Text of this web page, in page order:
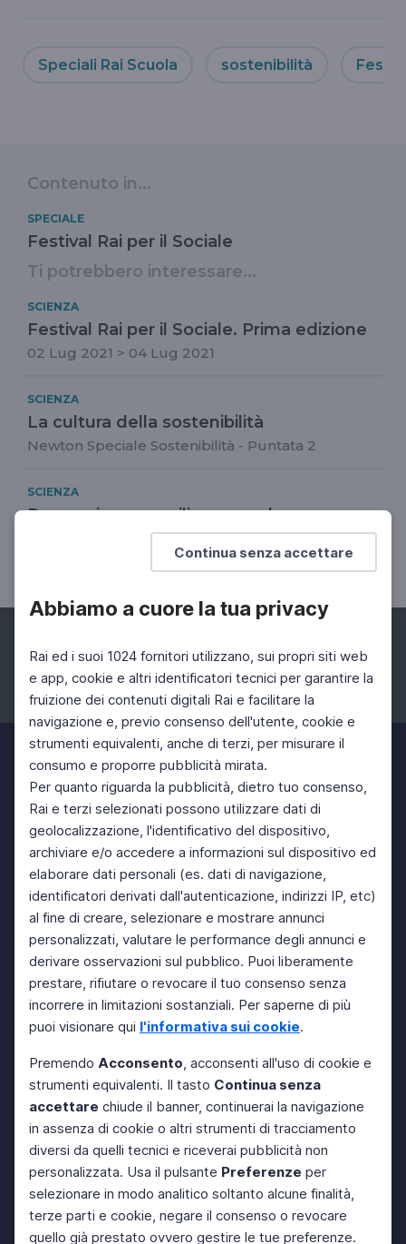
Continua senza accettare
Abbiamo a cuore la tua privacy
Rai ed i suoi 1024 fornitori utilizzano, sui propri siti web
e app, cookie e altri identificatori tecnici per garantire la
fruizione dei contenuti digitali Rai e facilitare la
navigazione e, previo consenso dell'utente, cookie e
strumenti equivalenti, anche di terzi, per misurare il
consumo e proporre pubblicità mirata.
Per quanto riguarda la pubblicità, dietro tuo consenso,
Rai e terzi selezionati possono utilizzare dati di
geolocalizzazione, l'identificativo del dispositivo,
archiviare e/o accedere a informazioni sul dispositivo ed
elaborare dati personali (es. dati di navigazione,
identificatori derivati dall'autenticazione, indirizzi IP, etc)
al fine di creare, selezionare e mostrare annunci
personalizzati, valutare le performance degli annunci e
derivare osservazioni sul pubblico. Puoi liberamente
prestare, rifiutare o revocare il tuo consenso senza
incorrere in limitazioni sostanziali. Per saperne di più
puoi visionare qui l'informativa sui cookie.
Premendo Acconsento, acconsenti all'uso di cookie e
strumenti equivalenti. Il tasto Continua senza
accettare chiude il banner, continuerai la navigazione
in assenza di cookie o altri strumenti di tracciamento
diversi da quelli tecnici e riceverai pubblicità non
personalizzata. Usa il pulsante Preferenze per
selezionare in modo analitico soltanto alcune finalità,
terze parti e cookie, negare il consenso o revocare
quello già prestato ovvero gestire le tue preferenze.
Speciali Rai Scuola sostenibilità
Contenuto in...
SPECIALE
Festival Rai per il Sociale
Ti potrebbero interessare...
SCIENZA
Festival Rai per il Sociale. Prima edizione
02 Lug 2021 > 04 Lug 2021
SCIENZA
La cultura della sostenibilità
Newton Speciale Sostenibilità - Puntata 2
SCIENZA
Prevenzione e resilienza per la
Newton Speciale Sostenibilità - Puntata 5
Facebook Instagram Twitter